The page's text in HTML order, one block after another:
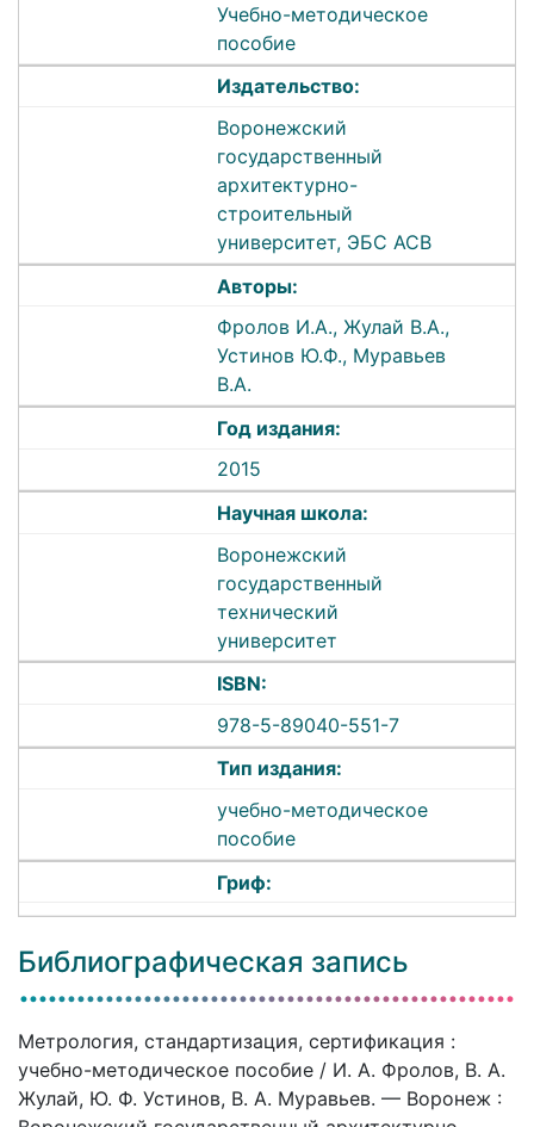
Учебно-методическое
пособие
Издательство:
Воронежский
государственный
архитектурно-
строительный
университет, ЭБС АСВ
Авторы:
Фролов И.А., Жулай В.А.,
Устинов Ю.Ф., Муравьев
В.А.
Год издания:
2015
Научная школа:
Воронежский
государственный
технический
университет
ISBN:
978-5-89040-551-7
Тип издания:
учебно-методическое
пособие
Гриф:
Библиографическая запись
Метрология, стандартизация, сертификация :
учебно-методическое пособие / И. А. Фролов, В. А.
Жулай, Ю. Ф. Устинов, В. А. Муравьев. — Воронеж :